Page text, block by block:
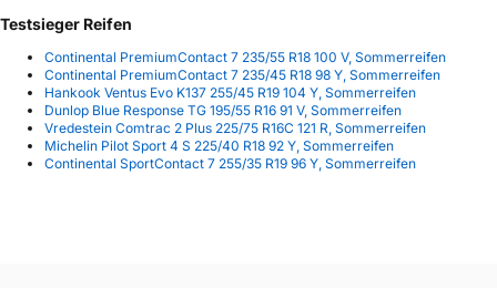
Testsieger Reifen
Continental PremiumContact 7 235/55 R18 100 V, Sommerreifen
Continental PremiumContact 7 235/45 R18 98 Y, Sommerreifen
Hankook Ventus Evo K137 255/45 R19 104 Y, Sommerreifen
Dunlop Blue Response TG 195/55 R16 91 V, Sommerreifen
Vredestein Comtrac 2 Plus 225/75 R16C 121 R, Sommerreifen
Michelin Pilot Sport 4 S 225/40 R18 92 Y, Sommerreifen
Continental SportContact 7 255/35 R19 96 Y, Sommerreifen